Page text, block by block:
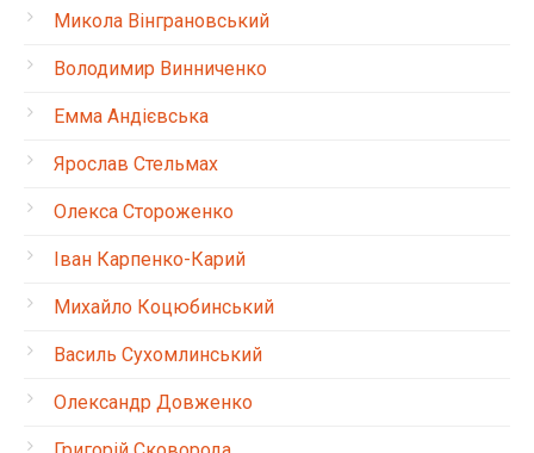
Микола Вінграновський
Володимир Винниченко
Емма Андієвська
Ярослав Стельмах
Олекса Стороженко
Іван Карпенко-Карий
Михайло Коцюбинський
Василь Сухомлинський
Олександр Довженко